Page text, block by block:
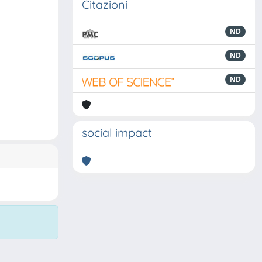
Citazioni
ND
ND
ND
social impact